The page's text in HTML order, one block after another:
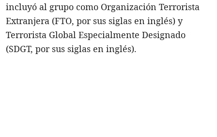
incluyó al grupo como Organización Terrorista
Extranjera (FTO, por sus siglas en inglés) y
Terrorista Global Especialmente Designado
(SDGT, por sus siglas en inglés).